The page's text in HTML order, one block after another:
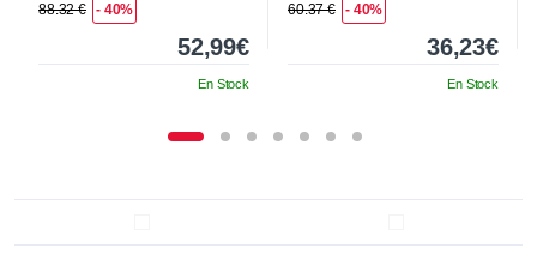
88.32 € - 40%
52,99€
En Stock
60.37 € - 40%
36,23€
En Stock